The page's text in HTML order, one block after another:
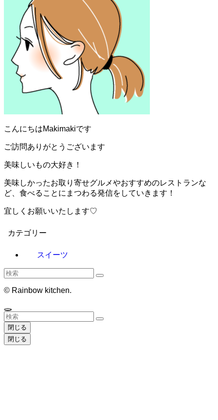
こんにちはMakimakiです
ご訪問ありがとうございます
美味しいもの大好き！
美味しかったお取り寄せグルメやおすすめのレストランな
ど、食べることにまつわる発信をしていきます！
宜しくお願いいたします♡
カテゴリー
スイーツ
© Rainbow kitchen.
閉じる
閉じる